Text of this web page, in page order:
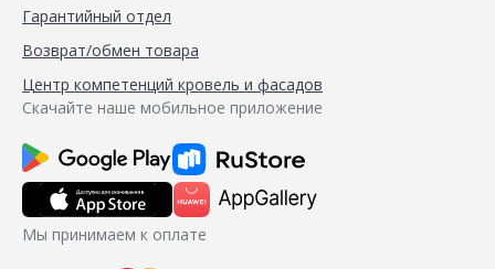
Гарантийный отдел
Возврат/обмен товара
Центр компетенций кровель и фасадов
Скачайте наше мобильное приложение
Мы принимаем к оплате